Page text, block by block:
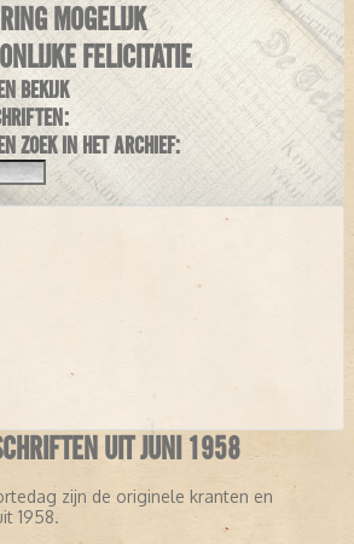
MOGELIJK
FELICITATIE
BEKIJK
ZOEK IN HET ARCHIEF:
UIT JUNI 1958
zijn de originele kranten en
1958.